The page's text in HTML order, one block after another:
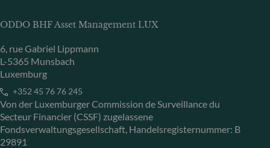
ODDO BHF Asset Management LUX
6, rue Gabriel Lippmann
L-5365 Munsbach
Luxemburg
+352 45 76 76 245
Von der Luxemburger Commission de Surveillance du
Secteur Financier (CSSF) zugelassene
Fondsverwaltungsgesellschaft, Handelsregisternummer: B
29891